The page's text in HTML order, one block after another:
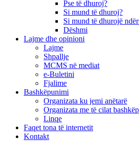
Pse të dhuroj?
Si mund të dhuroj?
Si mund të dhurojë
Dëshmi
Lajme dhe opinioni
Lajme
Shpallje
MCMS në mediat
e-Buletini
Fjalime
Bashkëpunimi
Organizata ku jemi anëtarë
Organizata me të cilat
Linqe
Faqet tona të internetit
Kontakt